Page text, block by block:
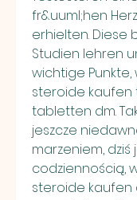
fr&uuml;hen
erhielten. Diese
Studien lehren
wichtige Punkte,
steroide
tabletten dm.
jeszcze
marzeniem, dziś
codziennością,
steroide